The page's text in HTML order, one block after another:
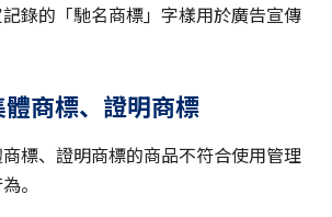
錄的「馳名商標」字樣用於廣告宣傳
商標、證明商標
標、證明商標的商品不符合使用管理
。